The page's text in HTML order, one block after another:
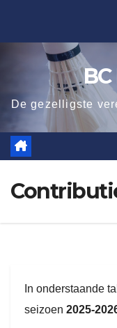
De gezelligste
In onderstaande
seizoen 2025-